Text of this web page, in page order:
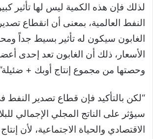
لذلك فإن هذه الكمية ليس لها تأثير
النفط العالمية، بمعنى أن انقطاع
الغابون سيكون له تأثير بسيط جداً
الأسعار، ذلك أن الغابون تعد إحدى
وحصتها من مجموع إنتاج أوبك +
“لكن بالتأكيد فإن قطاع تصدير النفط
سيؤثر على الناتج المجلي الإجمالي
الاقتصادي والحياة الاجتماعية، لأن